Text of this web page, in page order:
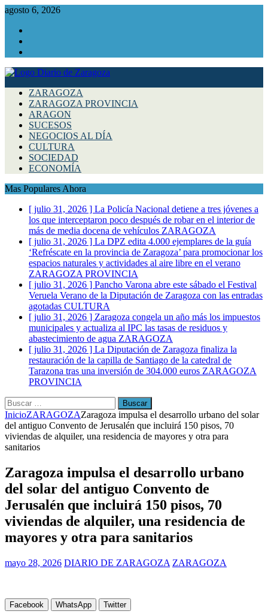
agosto 6, 2026
ZARAGOZA
ZARAGOZA PROVINCIA
ARAGON
SUCESOS
NEGOCIOS AL DÍA
CULTURA
SOCIEDAD
ECONOMÍA
Mas Populares Ahora
[ julio 31, 2026 ] La Policía Nacional detiene a tres jóvenes a
los que interceptaron poco después de robar en el interior de
más de media docena de vehículos ZARAGOZA
[ julio 31, 2026 ] La DPZ edita 4.000 ejemplares de la guía
‘Refréscate en la provincia de Zaragoza’ para promocionar los
espacios naturales y actividades al aire libre en el verano
ZARAGOZA PROVINCIA
[ julio 31, 2026 ] Pancho Varona abre este sábado el Festival
Veruela Verano de la Diputación de Zaragoza con las entradas
agotadas CULTURA
[ julio 31, 2026 ] Zaragoza congela un año más los impuestos
municipales y actualiza al IPC las tasas de residuos y
abastecimiento de agua ZARAGOZA
[ julio 31, 2026 ] La Diputación de Zaragoza finaliza la
restauración de la capilla de Santiago de la catedral de
Tarazona tras una inversión de 304.000 euros ZARAGOZA
PROVINCIA
Buscar:
InicioZARAGOZAZaragoza impulsa el desarrollo urbano del solar
del antiguo Convento de Jerusalén que incluirá 150 pisos, 70
viviendas de alquiler, una residencia de mayores y otra para
sanitarios
Zaragoza impulsa el desarrollo urbano
del solar del antiguo Convento de
Jerusalén que incluirá 150 pisos, 70
viviendas de alquiler, una residencia de
mayores y otra para sanitarios
mayo 28, 2026 DIARIO DE ZARAGOZA ZARAGOZA
Facebook WhatsApp Twitter